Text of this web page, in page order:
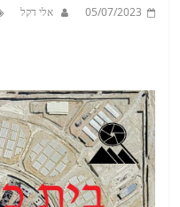
05/07/2023 אלי דקל